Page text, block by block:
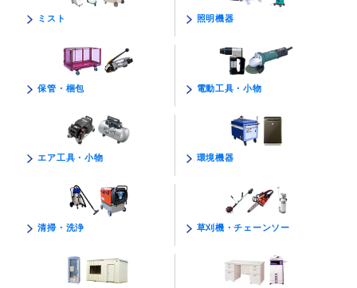
ミスト 照明機器
保管・梱包 電動工具・小物
エア工具・小物 環境機器
清掃・洗浄 草刈機・チェーンソー